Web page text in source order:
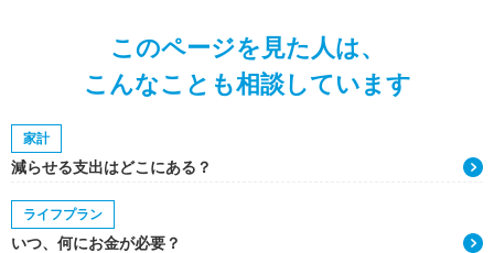
このページを見た人は、
こんなことも相談しています
家計
減らせる支出はどこにある？
ライフプラン
いつ、何にお金が必要？